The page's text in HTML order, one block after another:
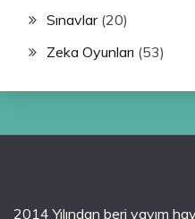
Sınavlar(20)
Zeka Oyunları (53)
2014 Yılından beri yayım